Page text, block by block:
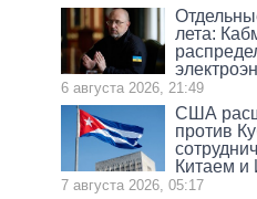
лета:
6 августа 2026, 21:49
США
против
Китаем и
7 августа 2026, 05:17